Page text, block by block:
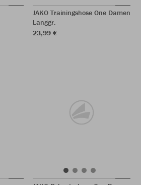
JAKO Trainingshose One Damen
Langgr.
23,99 €